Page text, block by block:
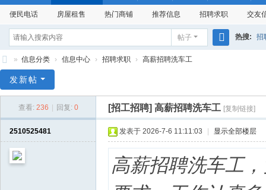
便民电话 房屋租售 热门商铺 推荐信息 招聘求职 交友
帖子 热搜: 招
林
» 信息分类 › 信息中心 › 招聘求职 › 高薪招聘洗车工
发新帖
查看: 236 回复: 0 [招工招聘] 高薪招聘洗车工 [复制链接]
2510525481 发表于 2026-7-6 11:11:03 显示全部楼层
高薪招聘洗车工